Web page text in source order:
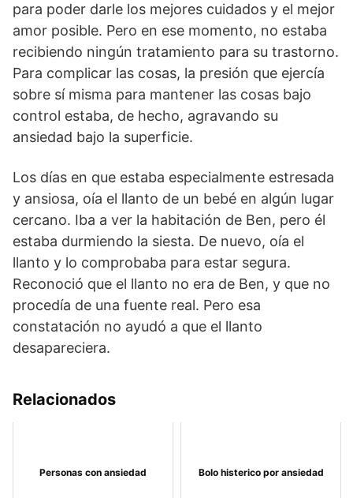
para poder darle los mejores cuidados y el mejor
amor posible. Pero en ese momento, no estaba
recibiendo ningún tratamiento para su trastorno.
Para complicar las cosas, la presión que ejercía
sobre sí misma para mantener las cosas bajo
control estaba, de hecho, agravando su
ansiedad bajo la superficie.
Los días en que estaba especialmente estresada
y ansiosa, oía el llanto de un bebé en algún lugar
cercano. Iba a ver la habitación de Ben, pero él
estaba durmiendo la siesta. De nuevo, oía el
llanto y lo comprobaba para estar segura.
Reconoció que el llanto no era de Ben, y que no
procedía de una fuente real. Pero esa
constatación no ayudó a que el llanto
desapareciera.
Relacionados
Personas con ansiedad Bolo histerico por ansiedad